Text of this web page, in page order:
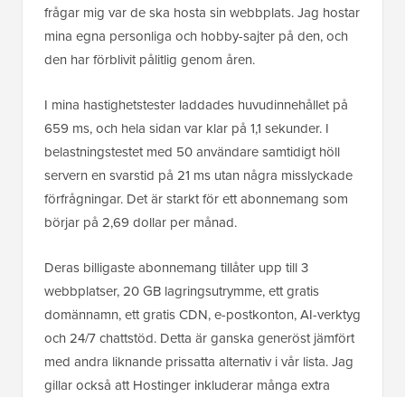
frågar mig var de ska hosta sin webbplats. Jag hostar
mina egna personliga och hobby-sajter på den, och
den har förblivit pålitlig genom åren.
I mina hastighetstester laddades huvudinnehållet på
659 ms, och hela sidan var klar på 1,1 sekunder. I
belastningstestet med 50 användare samtidigt höll
servern en svarstid på 21 ms utan några misslyckade
förfrågningar. Det är starkt för ett abonnemang som
börjar på 2,69 dollar per månad.
Deras billigaste abonnemang tillåter upp till 3
webbplatser, 20 GB lagringsutrymme, ett gratis
domännamn, ett gratis CDN, e-postkonton, AI-verktyg
och 24/7 chattstöd. Detta är ganska generöst jämfört
med andra liknande prissatta alternativ i vår lista. Jag
gillar också att Hostinger inkluderar många extra